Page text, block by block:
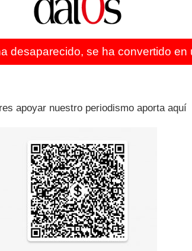
solo se conocen las cuatro páginas
que darán la batalla por que el
1998, elinforme Starrsobre Bill Clinton se
todo tipo de malas artes, aunque
implicado al mandatario también en un
personal de Trump durante años,
antes de las elecciones para que
la transacción era proteger la imagen
no declarada.
Daniels, y con una modelo de Playboy,
da una idea de cómo se ha
lugar. Seis exasesores de Trump han
Cohen, quien fueramano derecha
desaparecido, se ha convertido en
apoyar nuestro periodismo aporta aquí